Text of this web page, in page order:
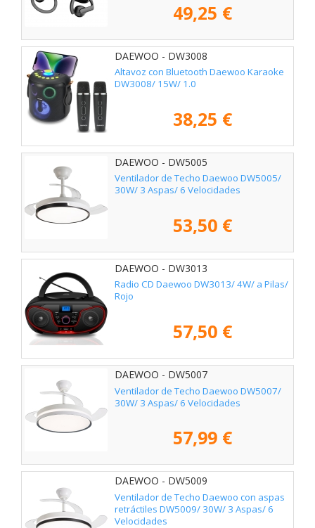
49,25 €
DAEWOO - DW3008
Altavoz con Bluetooth Daewoo Karaoke
DW3008/ 15W/ 1.0
38,25 €
DAEWOO - DW5005
Ventilador de Techo Daewoo DW5005/
30W/ 3 Aspas/ 6 Velocidades
53,50 €
DAEWOO - DW3013
Radio CD Daewoo DW3013/ 4W/ a Pilas/
Rojo
57,50 €
DAEWOO - DW5007
Ventilador de Techo Daewoo DW5007/
30W/ 3 Aspas/ 6 Velocidades
57,99 €
DAEWOO - DW5009
Ventilador de Techo Daewoo con aspas
retráctiles DW5009/ 30W/ 3 Aspas/ 6
Velocidades